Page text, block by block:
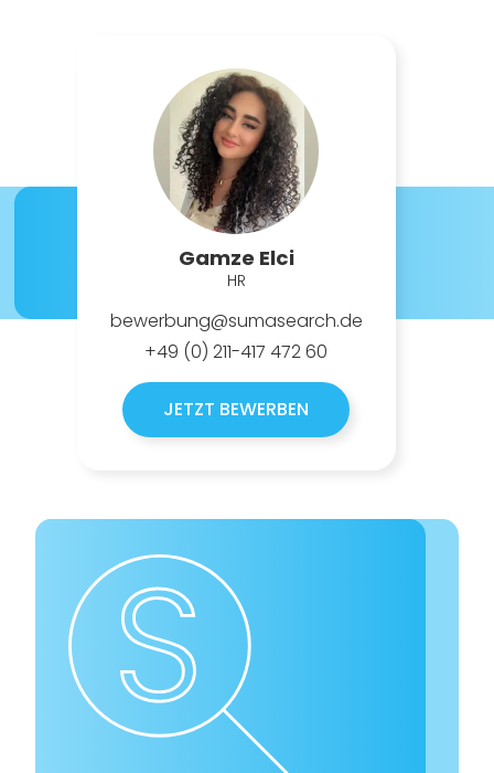
Gamze Elci
HR
bewerbung@sumasearch.de
+49 (0) 211-417 472 60
JETZT BEWERBEN